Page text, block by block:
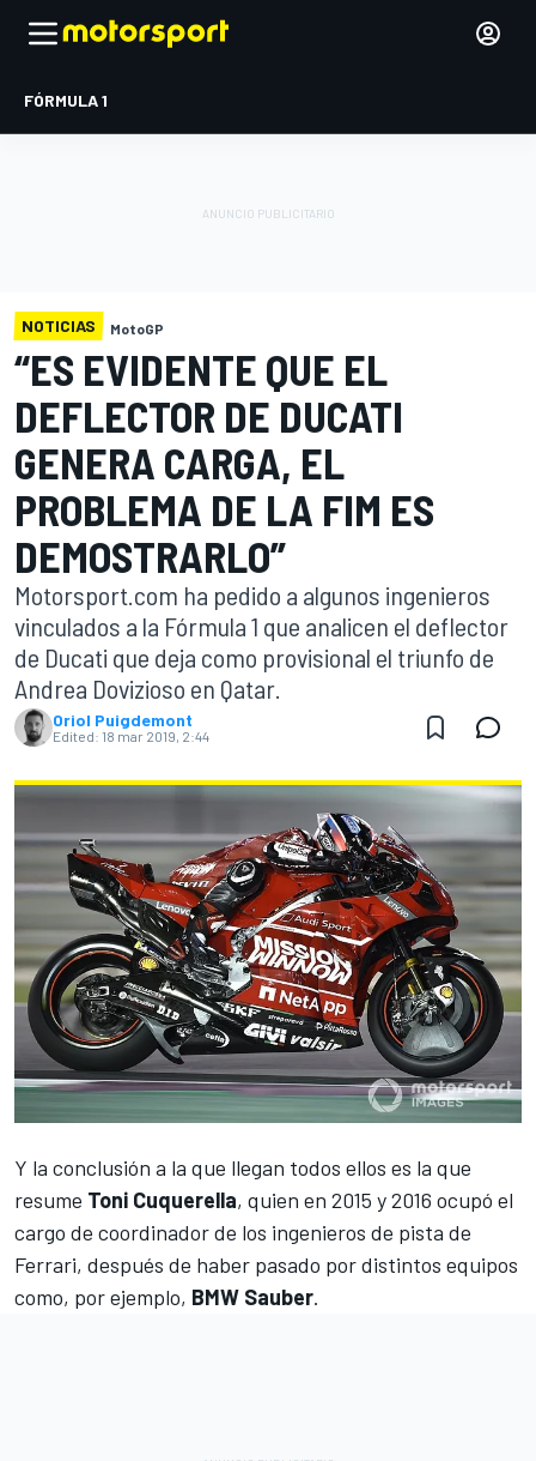
FÓRMULA 1
NOTICIAS MotoGP
“ES EVIDENTE QUE EL
DEFLECTOR DE DUCATI
GENERA CARGA, EL
PROBLEMA DE LA FIM ES
DEMOSTRARLO”
Motorsport.com ha pedido a algunos ingenieros
vinculados a la Fórmula 1 que analicen el deflector
de Ducati que deja como provisional el triunfo de
Andrea Dovizioso en Qatar.
Oriol Puigdemont
Edited: 18 mar 2019, 2:44
Y la conclusión a la que llegan todos ellos es la que
resume Toni Cuquerella, quien en 2015 y 2016 ocupó el
cargo de coordinador de los ingenieros de pista de
Ferrari, después de haber pasado por distintos equipos
como, por ejemplo, BMW Sauber.